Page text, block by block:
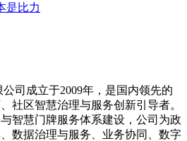
是比力
司成立于2009年，是国内领先的
社区智慧治理与服务创新引导者。
智慧门牌服务体系建设，公司为政
数据治理与服务、业务协同、数字